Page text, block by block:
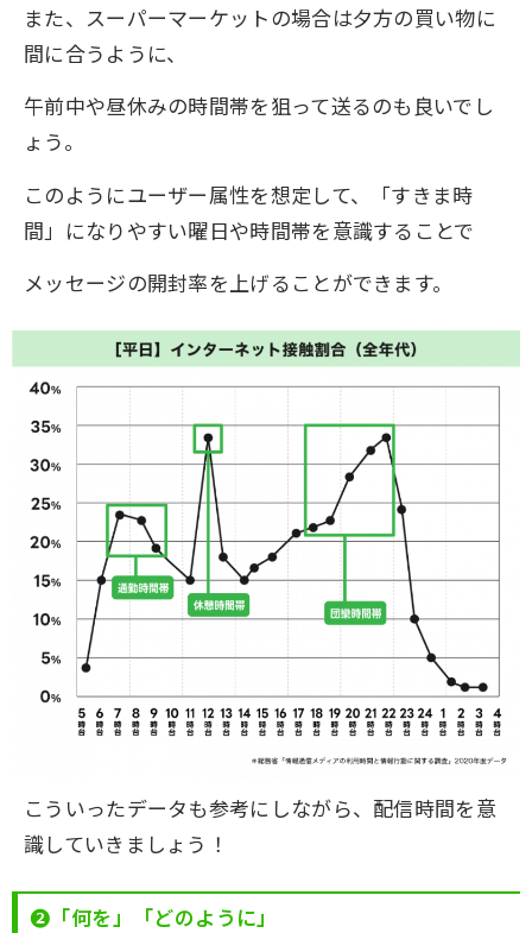
また、スーパーマーケットの場合は夕方の買い物に
間に合うように、
午前中や昼休みの時間帯を狙って送るのも良いでし
ょう。
このようにユーザー属性を想定して、「すきま時
間」になりやすい曜日や時間帯を意識することで
メッセージの開封率を上げることができます。
こういったデータも参考にしながら、配信時間を意
識していきましょう！
❷「何を」「どのように」